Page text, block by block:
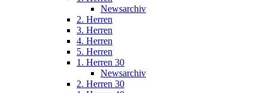
Newsarchiv
2. Herren
3. Herren
4. Herren
5. Herren
1. Herren 30
Newsarchiv
2. Herren 30